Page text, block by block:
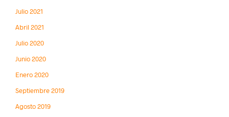
Julio 2021
Abril 2021
Julio 2020
Junio 2020
Enero 2020
Septiembre 2019
Agosto 2019